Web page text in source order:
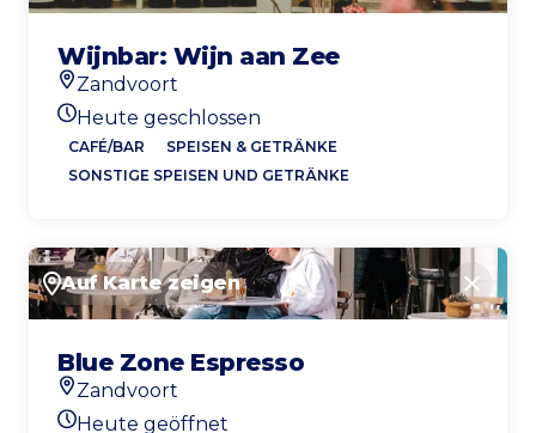
Wijnbar: Wijn aan Zee
Standort
Zandvoort
Heutigen Öffnungszeiten
Heute geschlossen
CAFÉ/BAR
SPEISEN & GETRÄNKE
SONSTIGE SPEISEN UND GETRÄNKE
Auf Karte zeigen
Blue Zone Espresso
Standort
Zandvoort
Heute geöffnet